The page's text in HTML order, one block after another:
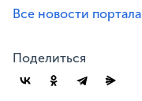
Все новости портала
Поделиться